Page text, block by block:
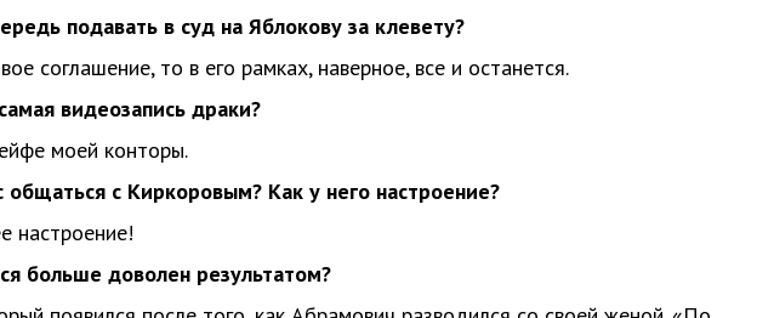
подавать в суд на Яблокову за клевету?
соглашение, то в его рамках, наверное, все и останется.
видеозапись драки?
моей конторы.
с Киркоровым? Как у него настроение?
настроение!
больше доволен результатом?